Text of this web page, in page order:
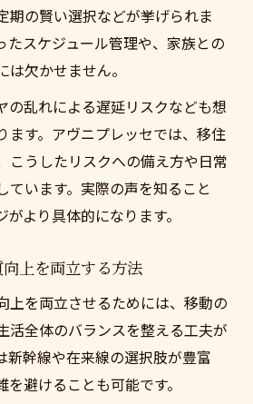
期の賢い選択などが挙げられま
たスケジュール管理や、家族との
欠かせません。
の乱れによる遅延リスクなども想
ます。アヴニプレッセでは、移住
こうしたリスクへの備え方や日常
ています。実際の声を知ること
より具体的になります。
上を両立する方法
上を両立させるためには、移動の
活全体のバランスを整える工夫が
新幹線や在来線の選択肢が豊富
避けることも可能です。